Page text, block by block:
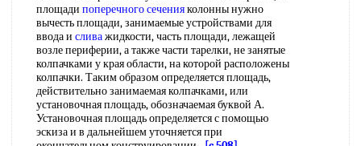
площади поперечного сеченияколонны нужно
вычесть площади, занимаемые устройствами для
ввода и сливажидкости, часть площади, лежащей
возле периферии, а также части тарелки, не занятые
колпачками у края области, на которой расположены
колпачки. Таким образом определяется площадь,
действительно занимаемая колпачками, или
установочная площадь, обозначаемая буквой А.
Установочная площадь определяется с помощью
эскиза и в дальнейшем уточняется при